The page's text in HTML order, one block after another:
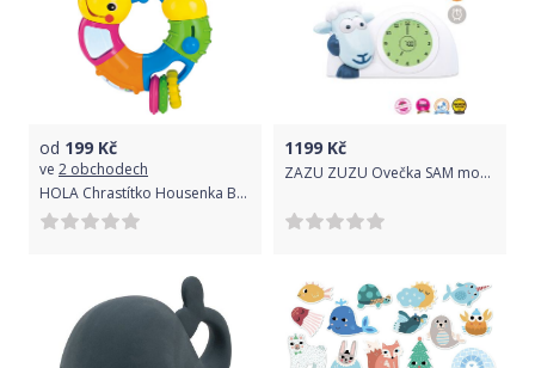
od 199 Kč
ve 2 obchodech
HOLA Chrastítko Housenka Barva: modrá
1199 Kč
ZAZU ZUZU Ovečka SAM modrá - tr. budík Barva: modrá